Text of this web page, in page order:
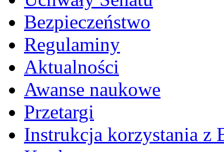
Bezpieczeństwo
Regulaminy
Aktualności
Awanse naukowe
Przetargi
Instrukcja korzystania z